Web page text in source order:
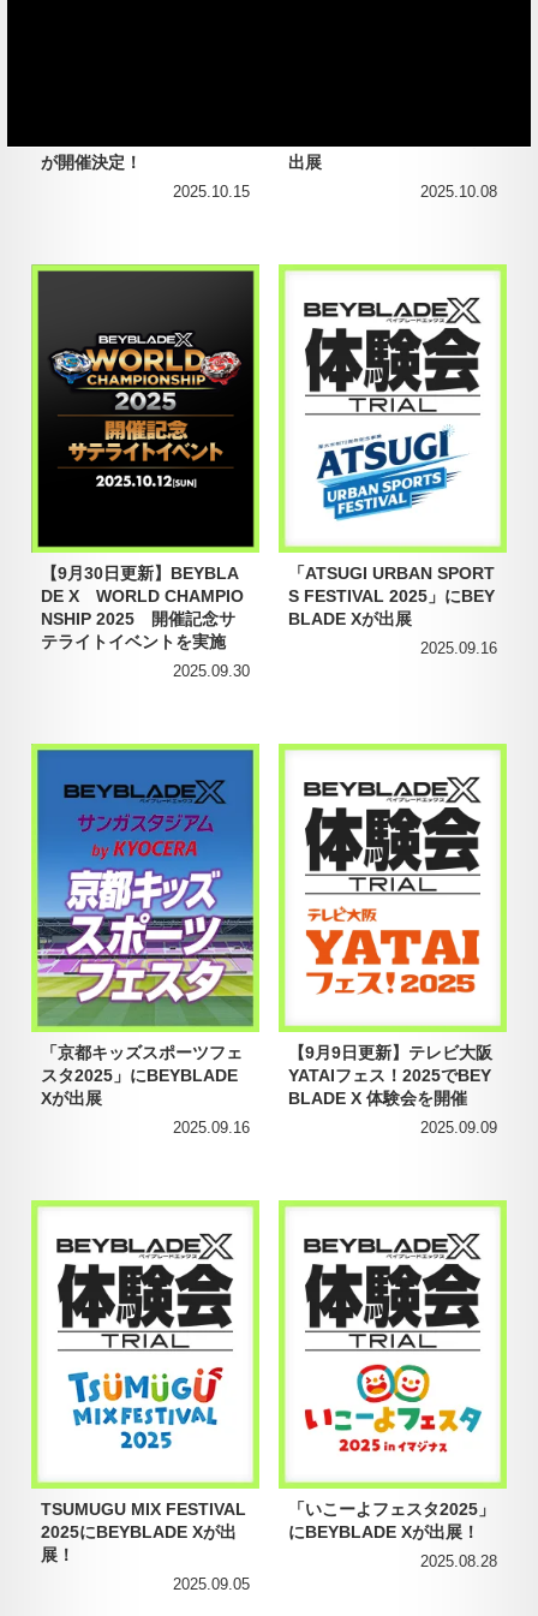
が開催決定！
2025.10.15
出展
2025.10.08
【9月30日更新】BEYBLA
DE X WORLD CHAMPIO
NSHIP 2025 開催記念サ
テライトイベントを実施
2025.09.30
「ATSUGI URBAN SPORT
S FESTIVAL 2025」にBEY
BLADE Xが出展
2025.09.16
「京都キッズスポーツフェ
スタ2025」にBEYBLADE
Xが出展
2025.09.16
【9月9日更新】テレビ大阪
YATAIフェス！2025でBEY
BLADE X 体験会を開催
2025.09.09
TSUMUGU MIX FESTIVAL
2025にBEYBLADE Xが出
展！
2025.09.05
「いこーよフェスタ2025」
にBEYBLADE Xが出展！
2025.08.28